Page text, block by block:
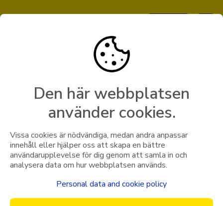
Hitta stad och priser
Bli förare
Bli åkare
Kundservice
Resevillkor
Allmänna villkor samt
integritetspolicy
Den här webbplatsen
använder cookies.
Vissa cookies är nödvändiga, medan andra anpassar
innehåll eller hjälper oss att skapa en bättre
användarupplevelse för dig genom att samla in och
analysera data om hur webbplatsen används.
Personal data and cookie policy